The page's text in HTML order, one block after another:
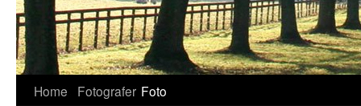
Home Fotografer Foto